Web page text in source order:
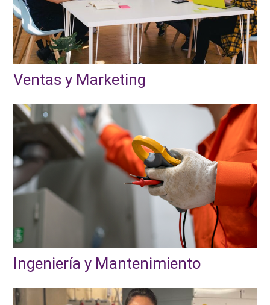
Ventas y Marketing
Ingeniería y Mantenimiento